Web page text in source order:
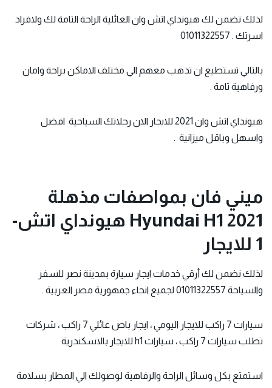
لذلك تضمن لك هيونداي اتش وان العائلية الراحة التامة لك ولافراد
اسرتك . 01011322557
بالتالي تستطيع ان تذهب معهم الي مختلف الاماكن براحة وامان
ورفاهية تامة .
هيونداي اتش وان 2021 للايجار الان رحلاتك السياحية افضل
واسهل وباقل ميزانية .
ميني فان بمواصفات مذهلة
2021 Hyundai H1 هيونداي اتش-
1 للايجار
لذلك نضمن لك أرقي خدمات ايجار سيارة بمدينة نصر للسفر
والسياحة 01011322557 لجميع انحاء جمهورية مصر العربية .
سيارات 7 راكب
للايجار اليومي ، ايجار باص عائلي 7 راكب ، شركات
تطلب سيارات 7 راكب ، سيارات h1 للايجار بالاسكندرية
استمتع بكل وسائل الراحة والرفاهية لوصولك الي المطار بسلامة